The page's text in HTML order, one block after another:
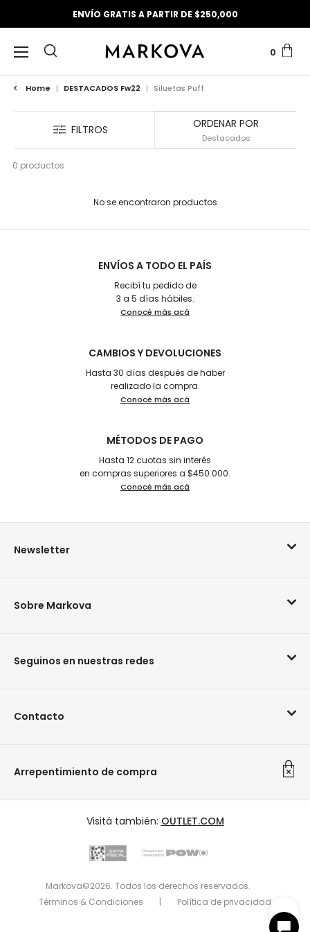
ENVÍO GRATIS A PARTIR DE $250,000
0
Home | DESTACADOS Fw22 | Siluetas Puff
FILTROS ORDENAR POR
0 productos
No se encontraron productos
ENVÍOS A TODO EL PAÍS
Recibí tu pedido de
3 a 5 días hábiles.
Conocé más acá
CAMBIOS Y DEVOLUCIONES
Hasta 30 días después de haber
realizado la compra.
Conocé más acá
MÉTODOS DE PAGO
Hasta 12 cuotas sin interés
en compras superiores a $450.000.
Conocé más acá
Newsletter
Sobre Markova
Seguinos en nuestras redes
Contacto
Arrepentimiento de compra
Visitá también: OUTLET.COM
Markova©2026. Todos los derechos reservados.
Términos & Condiciones
| Política de privacidad